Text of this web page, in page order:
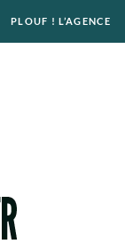
PLOUF ! L’AGENCE